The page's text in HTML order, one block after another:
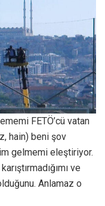
FETÖ’cü vatan
hain) beni şov
gelmemi eleştiriyor.
ve
Anlamaz o